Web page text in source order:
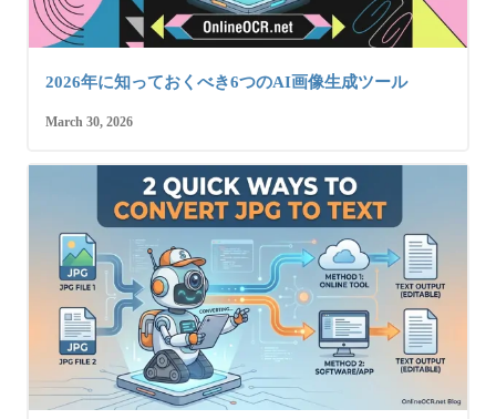
2026年に知っておくべき6つのAI画像生成ツール
March 30, 2026